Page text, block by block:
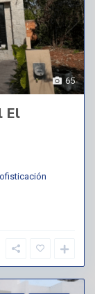
65
El